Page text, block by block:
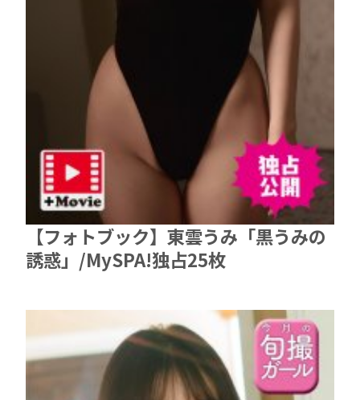
【フォトブック】東雲うみ「黒うみの
誘惑」/MySPA!独占25枚